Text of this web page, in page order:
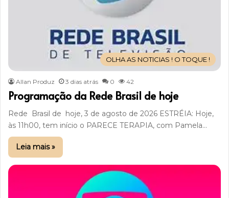
OLHA AS NOTICIAS ! O TOQUE !
Allan Produz 3 dias atrás 0 42
Programação da Rede Brasil de hoje
Rede Brasil de hoje, 3 de agosto de 2026 ESTRÉIA: Hoje,
às 11h00, tem início o PARECE TERAPIA, com Pamela…
Leia mais »